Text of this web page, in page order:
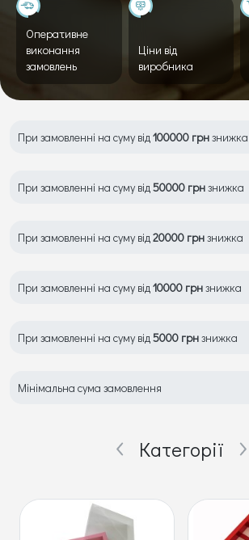
Оперативне
виконання
замовлень
Ціни від
виробника
При замовленні на суму від 100000 грнзнижка
При замовленні на суму від 50000 грнзнижка
При замовленні на суму від 20000 грнзнижка
При замовленні на суму від 10000 грнзнижка
При замовленні на суму від 5000 грнзнижка
Мінімальна сума замовлення
Категорії